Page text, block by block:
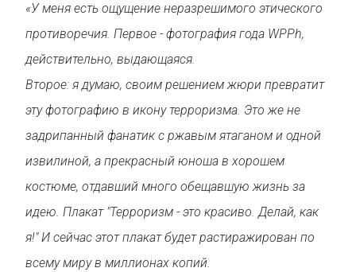
«У меня есть ощущение неразрешимого этического
противоречия. Первое - фотография года WPPh,
действительно, выдающаяся.
Второе: я думаю, своим решением жюри превратит
эту фотографию в икону терроризма. Это же не
задрипанный фанатик с ржавым ятаганом и одной
извилиной, а прекрасный юноша в хорошем
костюме, отдавший много обещавшую жизнь за
идею. Плакат "Терроризм - это красиво. Делай, как
я!" И сейчас этот плакат будет растиражирован по
всему миру в миллионах копий.